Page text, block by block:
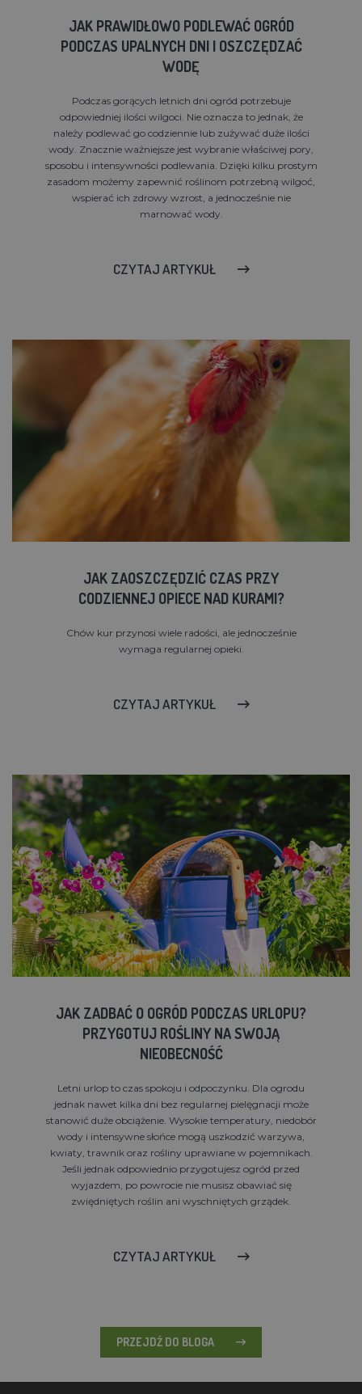
JAK PRAWIDŁOWO PODLEWAĆ OGRÓD
PODCZAS UPALNYCH DNI I OSZCZĘDZAĆ
WODĘ
Podczas gorących letnich dni ogród potrzebuje
odpowiedniej ilości wilgoci. Nie oznacza to jednak, że
należy podlewać go codziennie lub zużywać duże ilości
wody. Znacznie ważniejsze jest wybranie właściwej pory,
sposobu i intensywności podlewania. Dzięki kilku prostym
zasadom możemy zapewnić roślinom potrzebną wilgoć,
wspierać ich zdrowy wzrost, a jednocześnie nie
marnować wody.
CZYTAJ ARTYKUŁ
JAK ZAOSZCZĘDZIĆ CZAS PRZY
CODZIENNEJ OPIECE NAD KURAMI?
Chów kur przynosi wiele radości, ale jednocześnie
wymaga regularnej opieki.
CZYTAJ ARTYKUŁ
JAK ZADBAĆ O OGRÓD PODCZAS URLOPU?
PRZYGOTUJ ROŚLINY NA SWOJĄ
NIEOBECNOŚĆ
Letni urlop to czas spokoju i odpoczynku. Dla ogrodu
jednak nawet kilka dni bez regularnej pielęgnacji może
stanowić duże obciążenie. Wysokie temperatury, niedobór
wody i intensywne słońce mogą uszkodzić warzywa,
kwiaty, trawnik oraz rośliny uprawiane w pojemnikach.
Jeśli jednak odpowiednio przygotujesz ogród przed
wyjazdem, po powrocie nie musisz obawiać się
zwiędniętych roślin ani wyschniętych grządek.
CZYTAJ ARTYKUŁ
PRZEJDŹ DO BLOGA